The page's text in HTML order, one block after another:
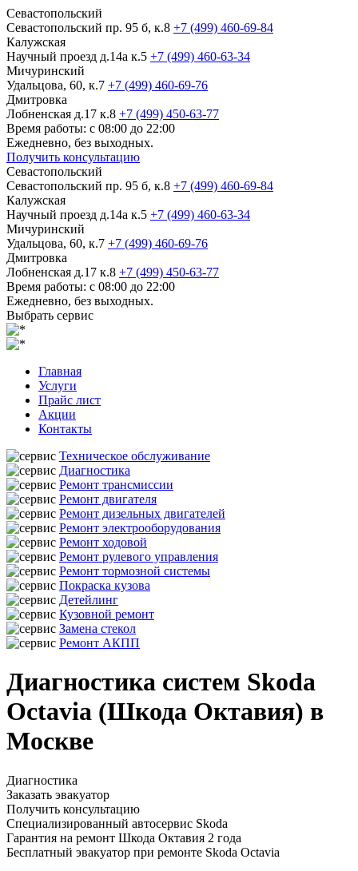
Севастопольский
Севастопольский пр. 95 б, к.8 +7 (499) 460-69-84
Калужская
Научный проезд д.14а к.5 +7 (499) 460-63-34
Мичуринский
Удальцова, 60, к.7 +7 (499) 460-69-76
Дмитровка
Лобненская д.17 к.8 +7 (499) 450-63-77
Время работы: с 08:00 до 22:00
Ежедневно, без выходных.
Получить консультацию
Севастопольский
Севастопольский пр. 95 б, к.8 +7 (499) 460-69-84
Калужская
Научный проезд д.14а к.5 +7 (499) 460-63-34
Мичуринский
Удальцова, 60, к.7 +7 (499) 460-69-76
Дмитровка
Лобненская д.17 к.8 +7 (499) 450-63-77
Время работы: с 08:00 до 22:00
Ежедневно, без выходных.
Выбрать сервис
Главная
Услуги
Прайс лист
Акции
Контакты
Техническое обслуживание
Диагностика
Ремонт трансмиссии
Ремонт двигателя
Ремонт дизельных двигателей
Ремонт электрооборудования
Ремонт ходовой
Ремонт рулевого управления
Ремонт тормозной системы
Покраска кузова
Детейлинг
Кузовной ремонт
Замена стекол
Ремонт АКПП
Диагностика систем Skoda
Octavia (Шкода Октавия) в
Москве
Диагностика
Заказать эвакуатор
Получить консультацию
Специализированный автосервис Skoda
Гарантия на ремонт Шкода Октавия 2 года
Бесплатный эвакуатор при ремонте Skoda Octavia